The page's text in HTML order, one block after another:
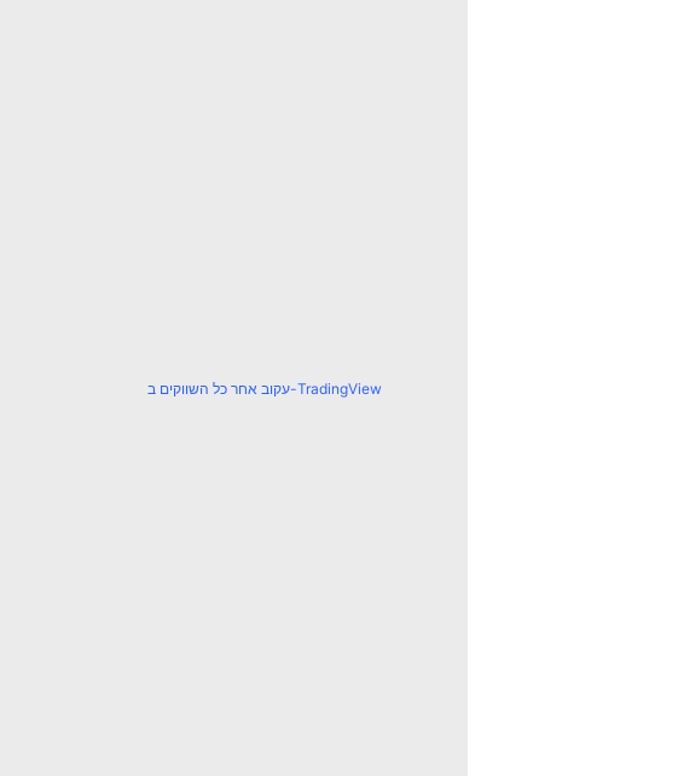
עקוב אחר כל השווקים ב-TradingView